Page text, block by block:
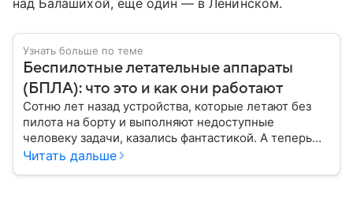
Узнать больше по теме
Беспилотные летательные аппараты
(БПЛА): что это и как они работают
Сотню лет назад устройства, которые летают без
пилота на борту и выполняют недоступные
человеку задачи, казались фантастикой. А теперь
они стали реальностью: собрали главное о
Читать дальше